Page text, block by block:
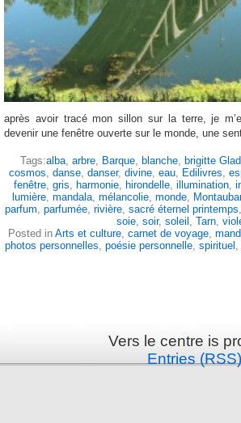
après avoir tracé mon sillon sur la terre, je
devenir une fenêtre ouverte sur le monde, une
Tags:alba, arbre, Barque, blanche, brigitte
cosmos, danse, danser, divine, eau, Edilivres,
fenêtre, gris, harmonie, hirondelle, illumination,
lumière, mandala, mélancolie, monde,
parfum, parfumée, rivière, sacré éternel printemps
soie, soir, soleil , Tarn,
Posted in Arts et culture, carnet de voyage,
photos personnelles, poésie personnelle, spirituel ,
Vers le centre is
Entries (RSS)